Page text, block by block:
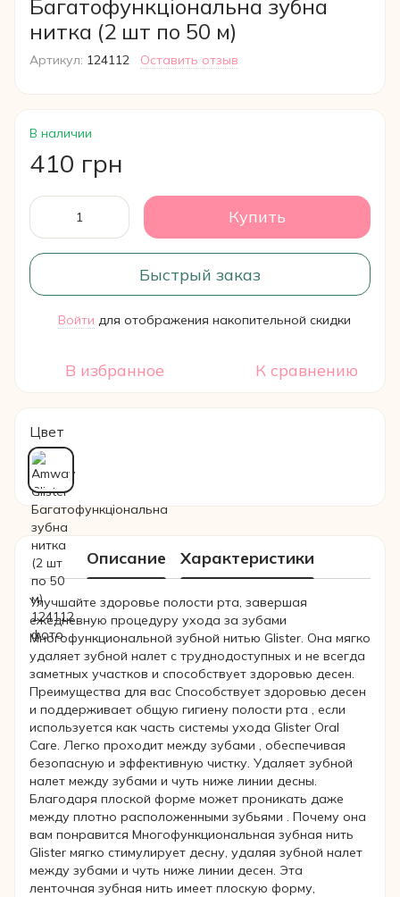
Багатофункціональна зубна
нитка (2 шт по 50 м)
Артикул: 124112 Оставить отзыв
В наличии
410 грн
Купить
Быстрый заказ
Войти для отображения накопительной скидки
В избранное К сравнению
Цвет
Описание Характеристики
Улучшайте здоровье полости рта, завершая
ежедневную процедуру ухода за зубами
Многофункциональной зубной нитью Glister. Она мягко
удаляет зубной налет с труднодоступных и не всегда
заметных участков и способствует здоровью десен.
Преимущества для вас Способствует здоровью десен
и поддерживает общую гигиену полости рта , если
используется как часть системы ухода Glister Oral
Care. Легко проходит между зубами , обеспечивая
безопасную и эффективную чистку. Удаляет зубной
налет между зубами и чуть ниже линии десны.
Благодаря плоской форме может проникать даже
между плотно расположенными зубьями . Почему она
вам понравится Многофункциональная зубная нить
Glister мягко стимулирует десну, удаляя зубной налет
между зубами и чуть ниже линии десен. Эта
ленточная зубная нить имеет плоскую форму,